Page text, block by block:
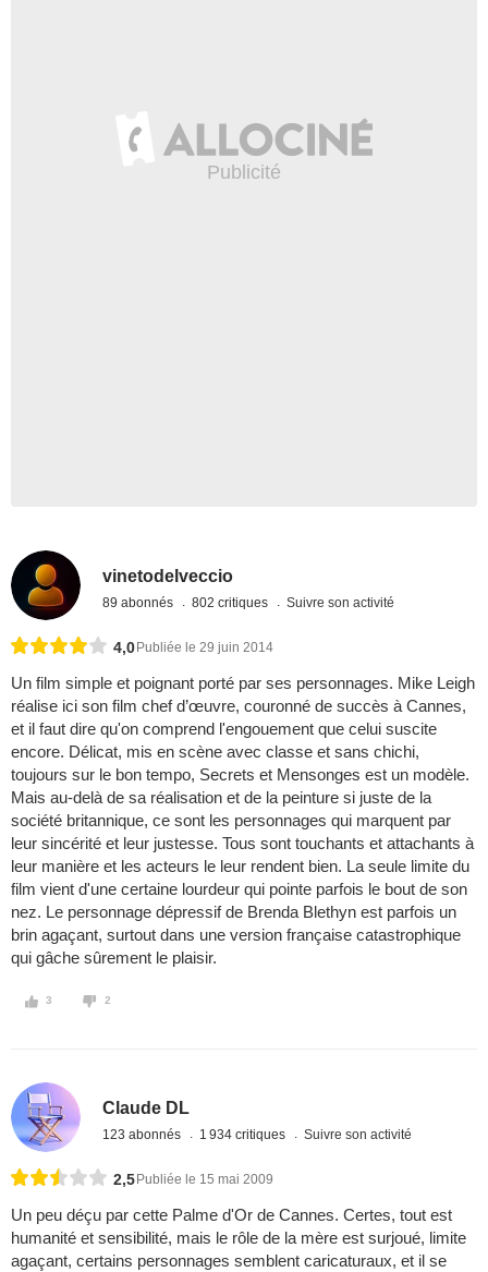
vinetodelveccio
89 abonnés 802 critiques Suivre son activité
4,0 Publiée le 29 juin 2014
Un film simple et poignant porté par ses personnages. Mike Leigh
réalise ici son film chef d’œuvre, couronné de succès à Cannes,
et il faut dire qu'on comprend l'engouement que celui suscite
encore. Délicat, mis en scène avec classe et sans chichi,
toujours sur le bon tempo, Secrets et Mensonges est un modèle.
Mais au-delà de sa réalisation et de la peinture si juste de la
société britannique, ce sont les personnages qui marquent par
leur sincérité et leur justesse. Tous sont touchants et attachants à
leur manière et les acteurs le leur rendent bien. La seule limite du
film vient d'une certaine lourdeur qui pointe parfois le bout de son
nez. Le personnage dépressif de Brenda Blethyn est parfois un
brin agaçant, surtout dans une version française catastrophique
qui gâche sûrement le plaisir.
3 2
Claude DL
123 abonnés 1 934 critiques Suivre son activité
2,5 Publiée le 15 mai 2009
Un peu déçu par cette Palme d'Or de Cannes. Certes, tout est
humanité et sensibilité, mais le rôle de la mère est surjoué, limite
agaçant, certains personnages semblent caricaturaux, et il se